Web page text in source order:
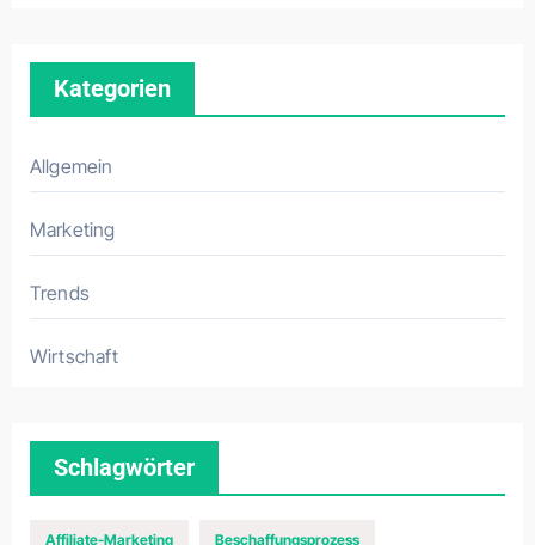
Kategorien
Allgemein
Marketing
Trends
Wirtschaft
Schlagwörter
Affiliate-Marketing Beschaffungsprozess